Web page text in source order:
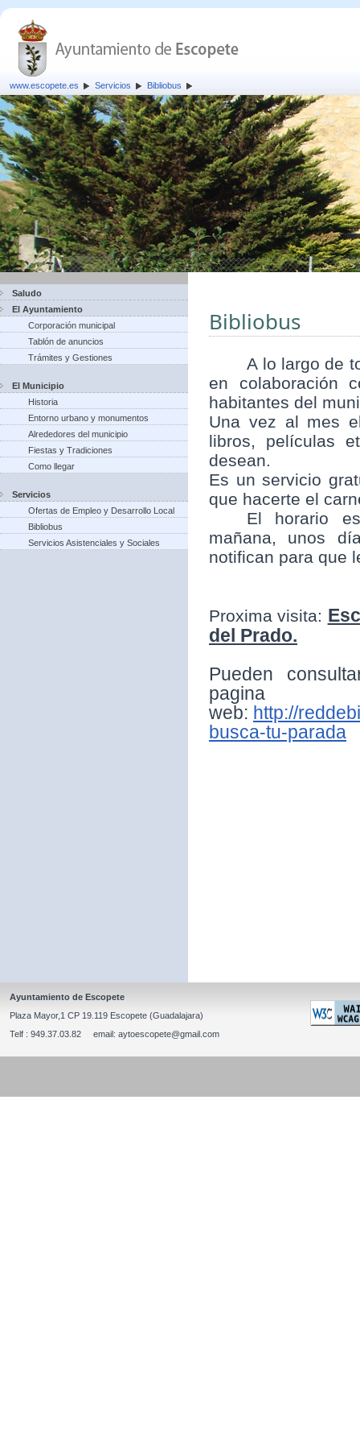
www.escopete.es Servicios Bibliobus
Saludo
El Ayuntamiento
Corporación municipal
Tablón de anuncios
Trámites y Gestiones
El Municipio
Historia
Entorno urbano y monumentos
Alrededores del municipio
Fiestas y Tradiciones
Como llegar
Servicios
Ofertas de Empleo y Desarrollo Local
Bibliobus
Servicios Asistenciales y Sociales
Bibliobus
A lo largo de
en colaboración
habitantes del
Una vez al mes
libros, películas
desean.
Es un servicio
que hacerte el
El horario
mañana, unos
notifican para que
Proxima visita:
del Prado.
Pueden
pagina
web: http://
busca-tu-parada
Ayuntamiento de Escopete
Plaza Mayor,1 CP 19.119 Escopete (Guadalajara)
Telf : 949.37.03.82 email: aytoescopete@gmail.com